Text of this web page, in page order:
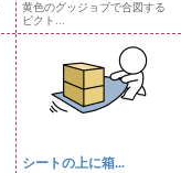
黄色のグッジョブで合図する
ピクト...
シートの上に箱...